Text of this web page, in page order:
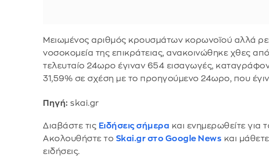
Μειωμένος αριθμός κρουσμάτων κορωνοϊού αλλά
νοσοκομεία της επικράτειας, ανακοινώθηκε χθες
τελευταίο 24ωρο έγιναν 654 εισαγωγές,
31,59% σε σχέση με το προηγούμενο 24ωρο, που
Πηγή: skai.gr
Διαβάστε τις Ειδήσεις σήμερα και ενημερωθείτε για
Ακολουθήστε το Skai.gr στο Google News και
ειδήσεις.